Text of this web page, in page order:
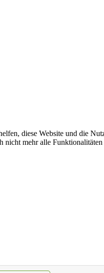
diese Website und die
mehr alle